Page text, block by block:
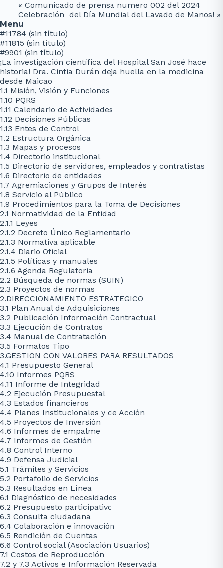
«Comunicado de prensa numero 002 del 2024
Celebración del Día Mundial del Lavado de Manos! »
Menu
#11784 (sin título)
#11815 (sin título)
#9901 (sin título)
¡La investigación científica del Hospital San José hace
historia! Dra. Cintia Durán deja huella en la medicina
desde Maicao
1.1 Misión, Visión y Funciones
1.10 PQRS
1.11 Calendario de Actividades
1.12 Decisiones Públicas
1.13 Entes de Control
1.2 Estructura Orgánica
1.3 Mapas y procesos
1.4 Directorio institucional
1.5 Directorio de servidores, empleados y contratistas
1.6 Directorio de entidades
1.7 Agremiaciones y Grupos de Interés
1.8 Servicio al Público
1.9 Procedimientos para la Toma de Decisiones
2.1 Normatividad de la Entidad
2.1.1 Leyes
2.1.2 Decreto Único Reglamentario
2.1.3 Normativa aplicable
2.1.4 Diario Oficial
2.1.5 Políticas y manuales
2.1.6 Agenda Regulatoria
2.2 Búsqueda de normas (SUIN)
2.3 Proyectos de normas
2.DIRECCIONAMIENTO ESTRATEGICO
3.1 Plan Anual de Adquisiciones
3.2 Publicación Información Contractual
3.3 Ejecución de Contratos
3.4 Manual de Contratación
3.5 Formatos Tipo
3.GESTION CON VALORES PARA RESULTADOS
4.1 Presupuesto General
4.10 Informes PQRS
4.11 Informe de Integridad
4.2 Ejecución Presupuestal
4.3 Estados financieros
4.4 Planes Institucionales y de Acción
4.5 Proyectos de Inversión
4.6 Informes de empalme
4.7 Informes de Gestión
4.8 Control Interno
4.9 Defensa Judicial
5.1 Trámites y Servicios
5.2 Portafolio de Servicios
5.3 Resultados en Línea
6.1 Diagnóstico de necesidades
6.2 Presupuesto participativo
6.3 Consulta ciudadana
6.4 Colaboración e innovación
6.5 Rendición de Cuentas
6.6 Control social (Asociación Usuarios)
7.1 Costos de Reproducción
7.2 y 7.3 Activos e Información Reservada